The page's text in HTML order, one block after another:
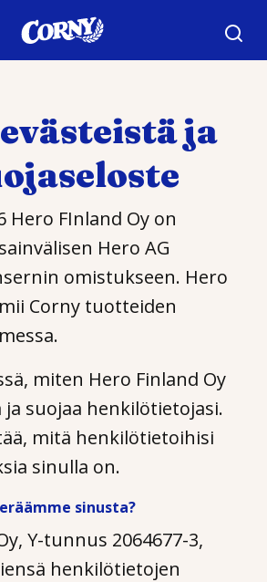
ja
Hero FInland Oy on
Hero AG
omistukseen. Hero
Corny tuotteiden
miten Hero Finland Oy
ja suojaa henkilötietojasi.
mitä henkilötietoihisi
sinulla on.
sinusta?
Y-tunnus 2064677-3,
henkilötietojen